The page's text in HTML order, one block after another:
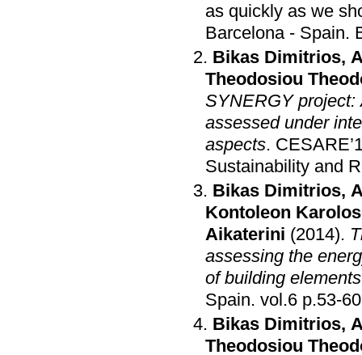
as quickly as we
Barcelona - Spain.
Bikas Dimitrios,
Theodosiou
SYNERGY project:
assessed under
aspects.
Sustainability and
Bikas Dimitrios,
Kontoleon
Aikaterini (2014).
assessing the
of building elements
Spain. vol.6 p.53-60
Bikas Dimitrios,
Theodosiou